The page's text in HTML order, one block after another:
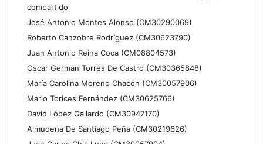
compartido
José Antonio Montes Alonso (CM30290069)
Roberto Canzobre Rodríguez (CM30623790)
Juan Antonio Reina Coca (CM08804573)
Oscar German Torres De Castro (CM30365848)
María Carolina Moreno Chacón (CM30057906)
Mario Torices Fernández (CM30625766)
David López Gallardo (CM30947170)
Almudena De Santiago Peña (CM30219626)